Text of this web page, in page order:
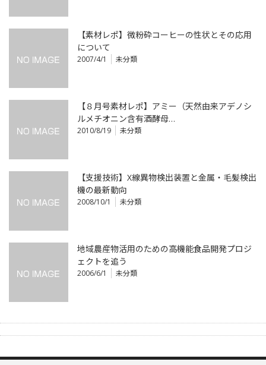
【素材レポ】微粉砕コーヒーの性状とその応用
について
2007/4/1 未分類
【８月号素材レポ】アミー（天然由来アデノシ
ルメチオニン含有酒酵母…
2010/8/19 未分類
【支援技術】X線異物検出装置と金属・毛髪検出
機の最新動向
2008/10/1 未分類
地域農産物活用のための高機能食品開発プロジ
ェクトを追う
2006/6/1 未分類